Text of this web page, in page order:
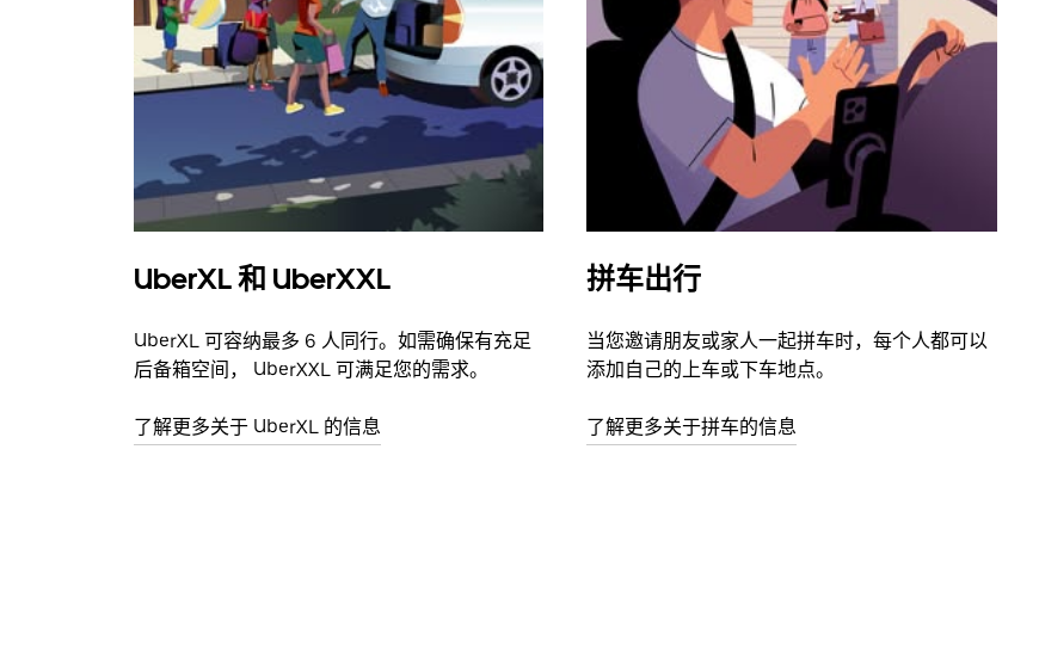
UberXL 和 UberXXL
UberXL 可容纳最多 6 人同行。如需确保有充足
后备箱空间， UberXXL 可满足您的需求。
了解更多关于 UberXL 的信息
拼车出行
当您邀请朋友或家人一起拼车时，每个人都可以
添加自己的上车或下车地点。
了解更多关于拼车的信息